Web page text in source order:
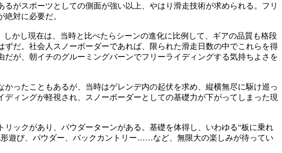
がスポーツとしての側面が強い以上、やはり滑走技術が求められる。フリ
対に必要だ。
かし現在は、当時と比べたらシーンの進化に比例して、ギアの品質も格段
だ。社会人スノーボーダーであれば、限られた滑走日数の中でこれらを得
が、朝イチのグルーミングバーンでフリーライディングする気持ちよさを
ったこともあるが、当時はゲレンデ内の起伏を求め、縦横無尽に駆け巡っ
ィングが軽視され、スノーボーダーとしての基礎力が下がってしまった現
ックがあり、パウダーターンがある。基礎を体得し、いわゆる“板に乗れ
遊び、パウダー、バックカントリー……など、無限大の楽しみが待ってい